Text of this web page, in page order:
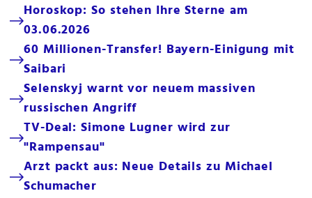
Horoskop: So stehen Ihre Sterne am
03.06.2026
60 Millionen-Transfer! Bayern-Einigung mit
Saibari
Selenskyj warnt vor neuem massiven
russischen Angriff
TV-Deal: Simone Lugner wird zur
"Rampensau"
Arzt packt aus: Neue Details zu Michael
Schumacher